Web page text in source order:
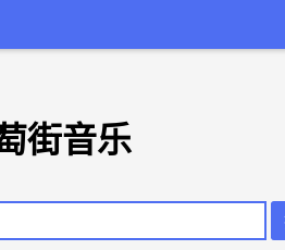
街音乐